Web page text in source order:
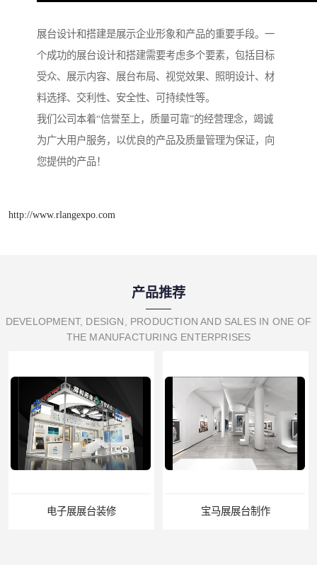
展台设计和搭建是展示企业形象和产品的重要手段。一
个成功的展台设计和搭建需要考虑多个要素，包括目标
受众、展示内容、展台布局、视觉效果、照明设计、材
料选择、交利性、安全性、可持续性等。
我们公司本着“信誉至上，质量可靠”的经营理念，竭诚
为广大用户服务，以优良的产品及质量管理为保证，向
您提供的产品！
http://www.rlangexpo.com
产品推荐
DEVELOPMENT, DESIGN, PRODUCTION AND SALES IN ONE OF
THE MANUFACTURING ENTERPRISES
电子展展台装修 宝马展展台制作